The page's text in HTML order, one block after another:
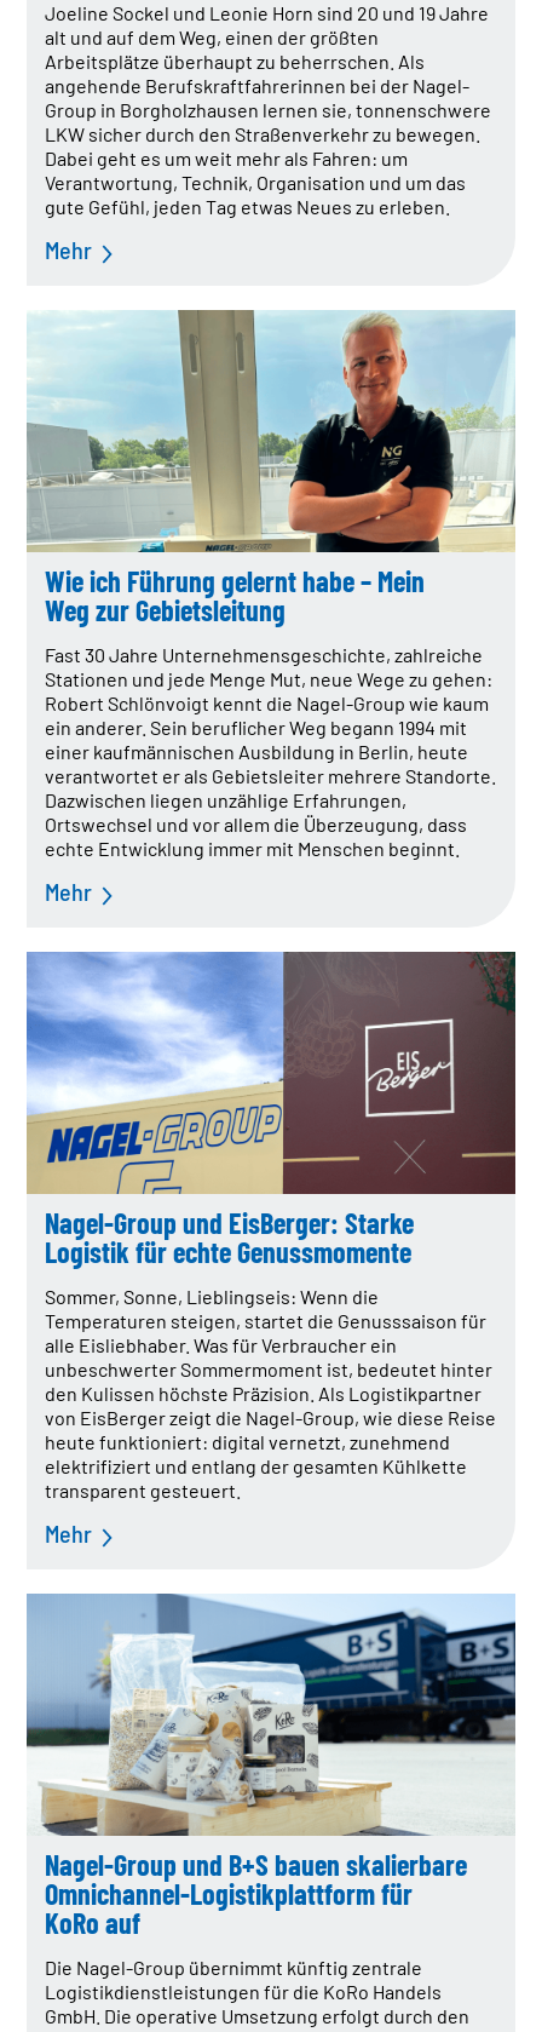
TrendRadar
IT Kompetenz
IT Leistungen
QUALITÄT
Zertifikate
REAL ESTATE
NACHHALTIGKEIT
ENGAGEMENT
Joeline Sockel und Leonie Horn sind 20 und 19 Jahre
alt und auf dem Weg, einen der größten
Arbeitsplätze überhaupt zu beherrschen. Als
angehende Berufskraftfahrerinnen bei der Nagel-
Group in Borgholzhausen lernen sie, tonnenschwere
LKW sicher durch den Straßenverkehr zu bewegen.
Dabei geht es um weit mehr als Fahren: um
Verantwortung, Technik, Organisation und um das
gute Gefühl, jeden Tag etwas Neues zu erleben.
Mehr
Wie ich Führung gelernt habe – Mein
Weg zur Gebietsleitung
Fast 30 Jahre Unternehmensgeschichte, zahlreiche
Stationen und jede Menge Mut, neue Wege zu gehen:
Robert Schlönvoigt kennt die Nagel-Group wie kaum
ein anderer. Sein beruflicher Weg begann 1994 mit
einer kaufmännischen Ausbildung in Berlin, heute
verantwortet er als Gebietsleiter mehrere Standorte.
Dazwischen liegen unzählige Erfahrungen,
Ortswechsel und vor allem die Überzeugung, dass
echte Entwicklung immer mit Menschen beginnt.
Mehr
Nagel-Group und EisBerger: Starke
Logistik für echte Genussmomente
Sommer, Sonne, Lieblingseis: Wenn die
Temperaturen steigen, startet die Genusssaison für
alle Eisliebhaber. Was für Verbraucher ein
unbeschwerter Sommermoment ist, bedeutet hinter
den Kulissen höchste Präzision. Als Logistikpartner
von EisBerger zeigt die Nagel-Group, wie diese Reise
heute funktioniert: digital vernetzt, zunehmend
elektrifiziert und entlang der gesamten Kühlkette
transparent gesteuert.
Mehr
Nagel-Group und B+S bauen skalierbare
Omnichannel-Logistikplattform für
KoRo auf
Die Nagel-Group übernimmt künftig zentrale
Logistikdienstleistungen für die KoRo Handels
GmbH. Die operative Umsetzung erfolgt durch den